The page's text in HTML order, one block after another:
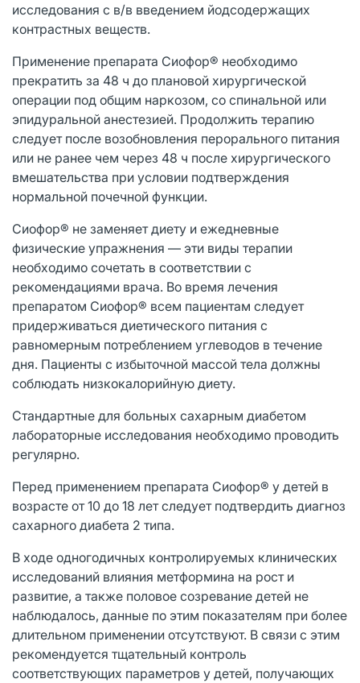
исследования с в/в введением йодсодержащих
контрастных веществ.
Применение препарата Сиофор® необходимо
прекратить за 48 ч до плановой хирургической
операции под общим наркозом, со спинальной или
эпидуральной анестезией. Продолжить терапию
следует после возобновления перорального питания
или не ранее чем через 48 ч после хирургического
вмешательства при условии подтверждения
нормальной почечной функции.
Сиофор® не заменяет диету и ежедневные
физические упражнения — эти виды терапии
необходимо сочетать в соответствии с
рекомендациями врача. Во время лечения
препаратом Сиофор® всем пациентам следует
придерживаться диетического питания с
равномерным потреблением углеводов в течение
дня. Пациенты с избыточной массой тела должны
соблюдать низкокалорийную диету.
Стандартные для больных сахарным диабетом
лабораторные исследования необходимо проводить
регулярно.
Перед применением препарата Сиофор® у детей в
возрасте от 10 до 18 лет следует подтвердить диагноз
сахарного диабета 2 типа.
В ходе одногодичных контролируемых клинических
исследований влияния метформина на рост и
развитие, а также половое созревание детей не
наблюдалось, данные по этим показателям при более
длительном применении отсутствуют. В связи с этим
рекомендуется тщательный контроль
соответствующих параметров у детей, получающих